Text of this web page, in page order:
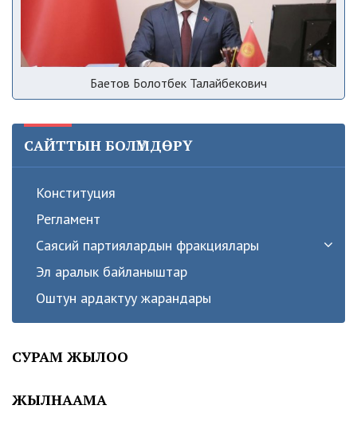
Баетов Болотбек Талайбекович
САЙТТЫН БОЛҮМДӨРҮ
Конституция
Регламент
Саясий партиялардын фракциялары
Эл аралык байланыштар
Оштун ардактуу жарандары
СУРАМ ЖЫЛОО
ЖЫЛНААМА